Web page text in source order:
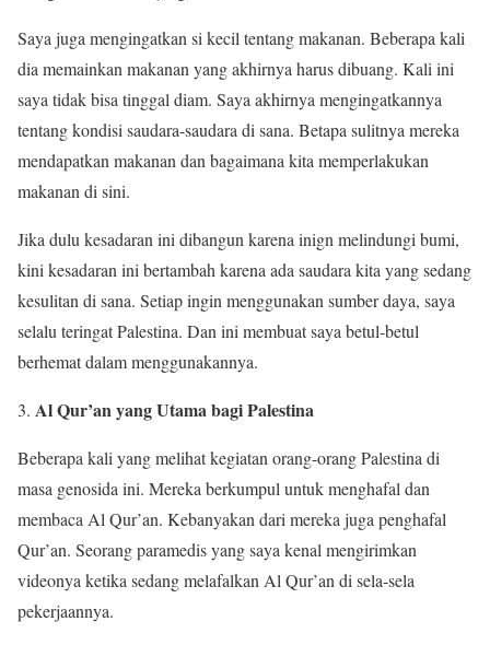
Saya juga mengingatkan si kecil tentang makanan. Beberapa kali
dia memainkan makanan yang akhirnya harus dibuang. Kali ini
saya tidak bisa tinggal diam. Saya akhirnya mengingatkannya
tentang kondisi saudara-saudara di sana. Betapa sulitnya mereka
mendapatkan makanan dan bagaimana kita memperlakukan
makanan di sini.
Jika dulu kesadaran ini dibangun karena inign melindungi bumi,
kini kesadaran ini bertambah karena ada saudara kita yang sedang
kesulitan di sana. Setiap ingin menggunakan sumber daya, saya
selalu teringat Palestina. Dan ini membuat saya betul-betul
berhemat dalam menggunakannya.
3. Al Qur’an yang Utama bagi Palestina
Beberapa kali yang melihat kegiatan orang-orang Palestina di
masa genosida ini. Mereka berkumpul untuk menghafal dan
membaca Al Qur’an. Kebanyakan dari mereka juga penghafal
Qur’an. Seorang paramedis yang saya kenal mengirimkan
videonya ketika sedang melafalkan Al Qur’an di sela-sela
pekerjaannya.